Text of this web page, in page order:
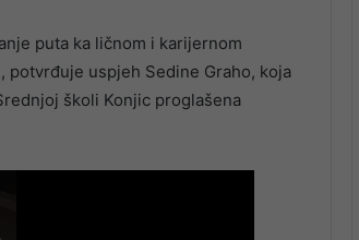
puta ka ličnom i karijernom
potvrđuje uspjeh Sedine Graho, koja
školi Konjic proglašena